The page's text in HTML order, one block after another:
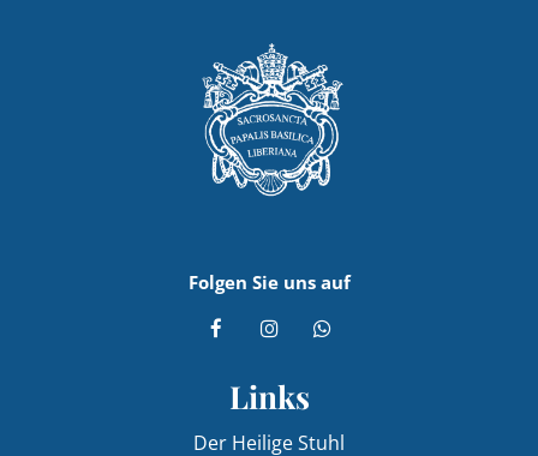
Folgen Sie uns auf
Links
Der Heilige Stuhl